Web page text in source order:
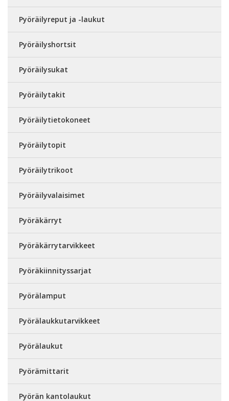
Pyöräilyreput ja -laukut
Pyöräilyshortsit
Pyöräilysukat
Pyöräilytakit
Pyöräilytietokoneet
Pyöräilytopit
Pyöräilytrikoot
Pyöräilyvalaisimet
Pyöräkärryt
Pyöräkärrytarvikkeet
Pyöräkiinnityssarjat
Pyörälamput
Pyörälaukkutarvikkeet
Pyörälaukut
Pyörämittarit
Pyörän kantolaukut